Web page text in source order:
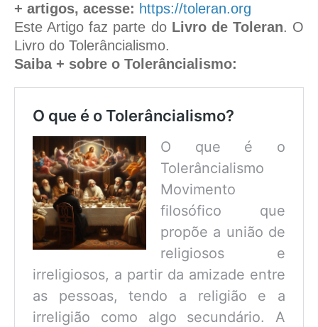
+ artigos, acesse: https://toleran.org
Este Artigo faz parte do Livro de Toleran. O
Livro do Tolerâncialismo.
Saiba + sobre o Tolerâncialismo:
O que é o Tolerâncialismo?
O que é o
Tolerâncialismo
Movimento
filosófico que
propõe a união de
religiosos e
irreligiosos, a partir da amizade entre
as pessoas, tendo a religião e a
irreligião como algo secundário. A